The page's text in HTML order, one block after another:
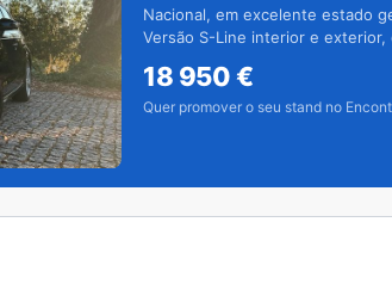
Nacional, em excelente estado
Versão S-Line interior e exterior,
18 950€
Quer promover o seu stand no